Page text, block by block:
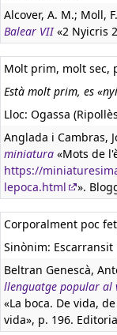
Alcover, A. M.; Moll,
Balear VII«2 Nyicris
Molt prim, molt sec,
Està molt prim, es
Lloc: Ogassa
Anglada i Cambras,
miniatura «Mots de
https://
lepoca.html
».
Corporalment poc
Sinònim:
Beltran Genescà,
llenguatge popular al
«La boca. De vida,
vida», p. 196.